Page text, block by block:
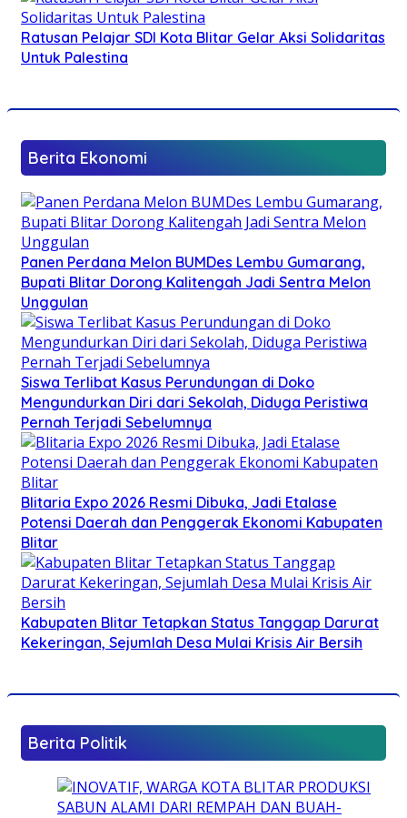
Ratusan Pelajar SDI Kota Blitar Gelar Aksi Solidaritas
Untuk Palestina
Berita Ekonomi
Panen Perdana Melon BUMDes Lembu Gumarang,
Bupati Blitar Dorong Kalitengah Jadi Sentra Melon
Unggulan
Siswa Terlibat Kasus Perundungan di Doko
Mengundurkan Diri dari Sekolah, Diduga Peristiwa
Pernah Terjadi Sebelumnya
Blitaria Expo 2026 Resmi Dibuka, Jadi Etalase
Potensi Daerah dan Penggerak Ekonomi Kabupaten
Blitar
Kabupaten Blitar Tetapkan Status Tanggap Darurat
Kekeringan, Sejumlah Desa Mulai Krisis Air Bersih
Berita Politik